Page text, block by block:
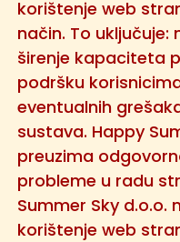
korištenje web
način. To
širenje kapaciteta
podršku
eventualnih
sustava. Happy
preuzima
probleme u radu
Summer Sky d.o.o.
korištenje web